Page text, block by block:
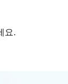
요.